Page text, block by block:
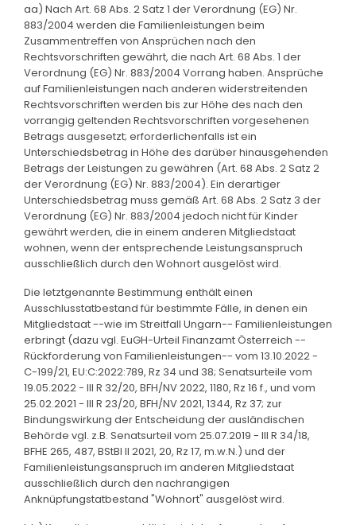
aa) Nach Art. 68 Abs. 2 Satz 1 der Verordnung (EG) Nr.
883/2004 werden die Familienleistungen beim
Zusammentreffen von Ansprüchen nach den
Rechtsvorschriften gewährt, die nach Art. 68 Abs. 1 der
Verordnung (EG) Nr. 883/2004 Vorrang haben. Ansprüche
auf Familienleistungen nach anderen widerstreitenden
Rechtsvorschriften werden bis zur Höhe des nach den
vorrangig geltenden Rechtsvorschriften vorgesehenen
Betrags ausgesetzt; erforderlichenfalls ist ein
Unterschiedsbetrag in Höhe des darüber hinausgehenden
Betrags der Leistungen zu gewähren (Art. 68 Abs. 2 Satz 2
der Verordnung (EG) Nr. 883/2004). Ein derartiger
Unterschiedsbetrag muss gemäß Art. 68 Abs. 2 Satz 3 der
Verordnung (EG) Nr. 883/2004 jedoch nicht für Kinder
gewährt werden, die in einem anderen Mitgliedstaat
wohnen, wenn der entsprechende Leistungsanspruch
ausschließlich durch den Wohnort ausgelöst wird.
Die letztgenannte Bestimmung enthält einen
Ausschlusstatbestand für bestimmte Fälle, in denen ein
Mitgliedstaat --wie im Streitfall Ungarn-- Familienleistungen
erbringt (dazu vgl. EuGH-Urteil Finanzamt Österreich --
Rückforderung von Familienleistungen-- vom 13.10.2022 -
C-199/21, EU:C:2022:789, Rz 34 und 38; Senatsurteile vom
19.05.2022 - III R 32/20, BFH/NV 2022, 1180, Rz 16 f., und vom
25.02.2021 - III R 23/20, BFH/NV 2021, 1344, Rz 37; zur
Bindungswirkung der Entscheidung der ausländischen
Behörde vgl. z.B. Senatsurteil vom 25.07.2019 - III R 34/18,
BFHE 265, 487, BStBl II 2021, 20, Rz 17, m.w.N.) und der
Familienleistungsanspruch im anderen Mitgliedstaat
ausschließlich durch den nachrangigen
Anknüpfungstatbestand "Wohnort" ausgelöst wird.